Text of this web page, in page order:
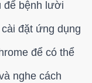
để bệnh lười
đặt ứng dụng
để có thể
nghe cách